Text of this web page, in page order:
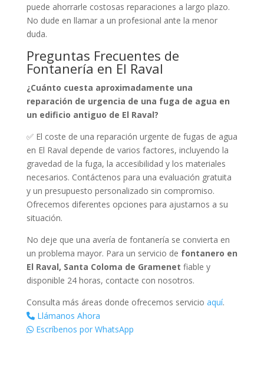
puede ahorrarle costosas reparaciones a largo plazo.
No dude en llamar a un profesional ante la menor
duda.
Preguntas Frecuentes de
Fontanería en El Raval
¿Cuánto cuesta aproximadamente una
reparación de urgencia de una fuga de agua en
un edificio antiguo de El Raval?
✅ El coste de una reparación urgente de fugas de agua
en El Raval depende de varios factores, incluyendo la
gravedad de la fuga, la accesibilidad y los materiales
necesarios. Contáctenos para una evaluación gratuita
y un presupuesto personalizado sin compromiso.
Ofrecemos diferentes opciones para ajustarnos a su
situación.
No deje que una avería de fontanería se convierta en
un problema mayor. Para un servicio de fontanero en
El Raval, Santa Coloma de Gramenet fiable y
disponible 24 horas, contacte con nosotros.
Consulta más áreas donde ofrecemos servicio aquí.
Llámanos Ahora
Escríbenos por WhatsApp